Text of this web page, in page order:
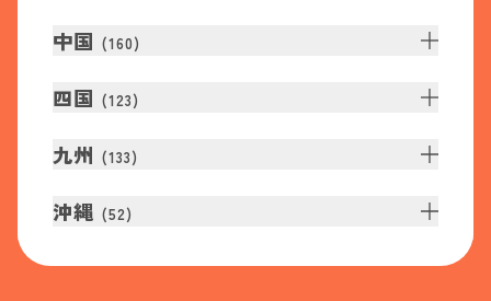
中国 (160)
四国 (123)
九州 (133)
沖縄 (52)